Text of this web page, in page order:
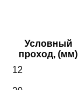
Условный
проход, (мм)
12